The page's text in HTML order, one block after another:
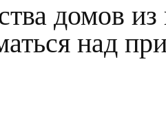
домов из
над